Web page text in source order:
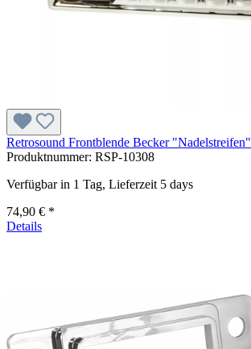
Retrosound Frontblende Becker "Nadelstreifen"
Produktnummer: RSP-10308
Verfügbar in 1 Tag, Lieferzeit 5 days
74,90 € *
Details